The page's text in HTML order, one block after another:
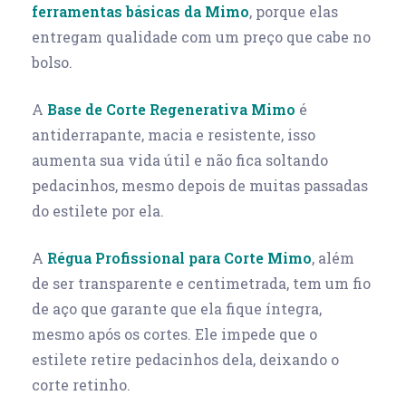
ferramentas básicas da Mimo, porque elas
entregam qualidade com um preço que cabe no
bolso.
A Base de Corte Regenerativa Mimo é
antiderrapante, macia e resistente, isso
aumenta sua vida útil e não fica soltando
pedacinhos, mesmo depois de muitas passadas
do estilete por ela.
A Régua Profissional para Corte Mimo, além
de ser transparente e centimetrada, tem um fio
de aço que garante que ela fique íntegra,
mesmo após os cortes. Ele impede que o
estilete retire pedacinhos dela, deixando o
corte retinho.